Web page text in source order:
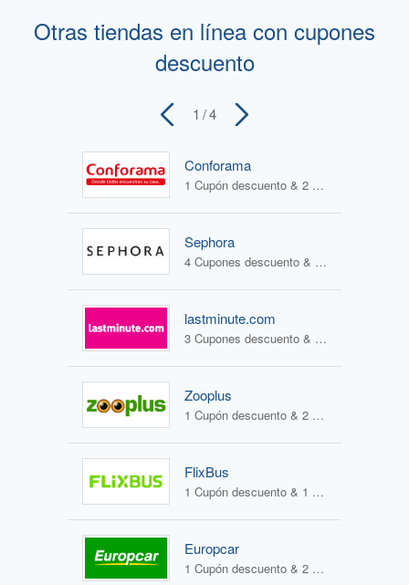
Otras tiendas en línea con cupones
descuento
1 / 4
Conforama
1 Cupón descuento & 2 Ofertas
Sephora
4 Cupones descuento & 1 Oferta
lastminute.com
3 Cupones descuento & 2 Ofertas
Zooplus
1 Cupón descuento & 2 Ofertas
FlixBus
1 Cupón descuento & 1 Oferta
Europcar
1 Cupón descuento & 2 Ofertas